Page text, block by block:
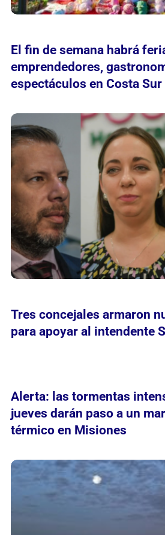
El fin de semana habrá
emprendedores,
espectáculos en Costa Sur
Tres concejales armaron
para apoyar al intendente
Alerta: las tormentas
jueves darán paso a un
térmico en Misiones